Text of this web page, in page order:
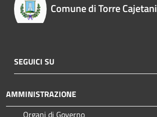
Comune di Torre Cajetani
SEGUICI SU
AMMINISTRAZIONE